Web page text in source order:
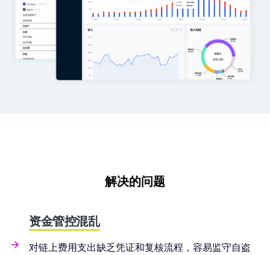
解决的问题
资金管控混乱
对链上费用支出缺乏凭证和复核流程，容易监守自盗